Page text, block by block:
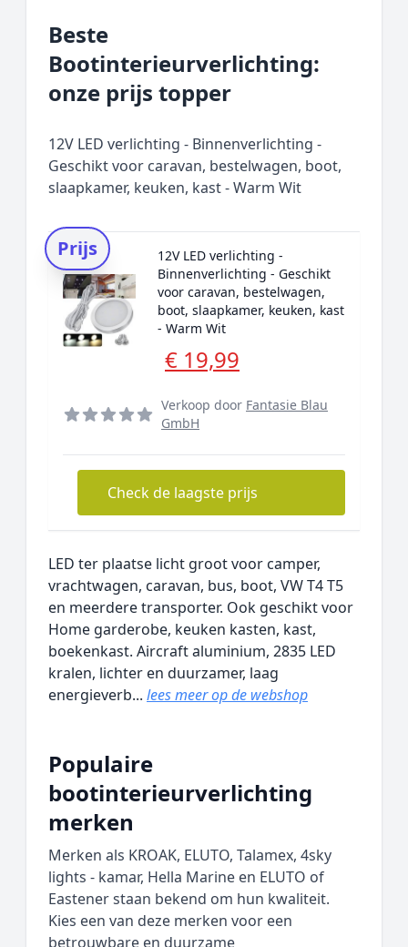
Beste
Bootinterieurverlichting:
onze prijs topper
12V LED verlichting - Binnenverlichting -
Geschikt voor caravan, bestelwagen, boot,
slaapkamer, keuken, kast - Warm Wit
Prijs
12V LED verlichting -
Binnenverlichting - Geschikt
voor caravan, bestelwagen,
boot, slaapkamer, keuken, kast
- Warm Wit
€ 19,99
Verkoop door Fantasie Blau
GmbH
Check de laagste prijs
LED ter plaatse licht groot voor camper,
vrachtwagen, caravan, bus, boot, VW T4 T5
en meerdere transporter. Ook geschikt voor
Home garderobe, keuken kasten, kast,
boekenkast. Aircraft aluminium, 2835 LED
kralen, lichter en duurzamer, laag
energieverb... lees meer op de webshop
Populaire
bootinterieurverlichting
merken
Merken als KROAK, ELUTO, Talamex, 4sky
lights - kamar, Hella Marine en ELUTO of
Eastener staan bekend om hun kwaliteit.
Kies een van deze merken voor een
betrouwbare en duurzame